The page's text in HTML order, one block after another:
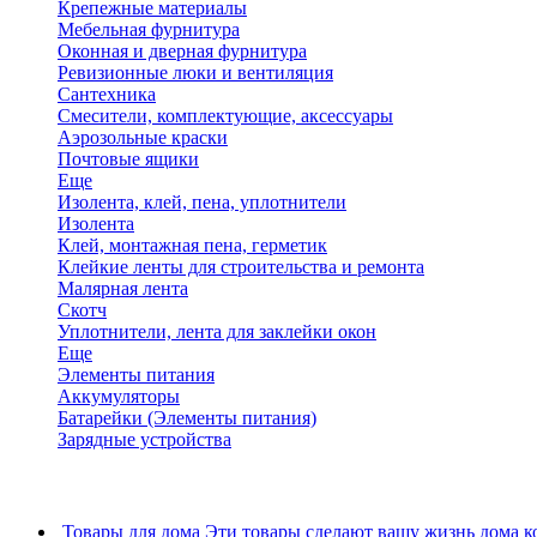
Крепежные материалы
Мебельная фурнитура
Оконная и дверная фурнитура
Ревизионные люки и вентиляция
Сантехника
Смесители, комплектующие, аксессуары
Аэрозольные краски
Почтовые ящики
Еще
Изолента, клей, пена, уплотнители
Изолента
Клей, монтажная пена, герметик
Клейкие ленты для строительства и ремонта
Малярная лента
Скотч
Уплотнители, лента для заклейки окон
Еще
Элементы питания
Аккумуляторы
Батарейки (Элементы питания)
Зарядные устройства
Товары для дома Эти товары сделают вашу жизнь дома